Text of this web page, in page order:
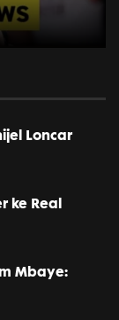
Loncar
ke Real
Mbaye: